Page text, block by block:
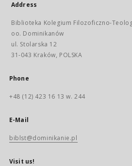
Address
Biblioteka Kolegium Filozoficzno-
oo. Dominikanów
ul. Stolarska 12
31-043 Kraków, POLSKA
Phone
+48 (12) 423 16 13 w. 244
E-Mail
biblst@dominikanie.pl
Visit us!